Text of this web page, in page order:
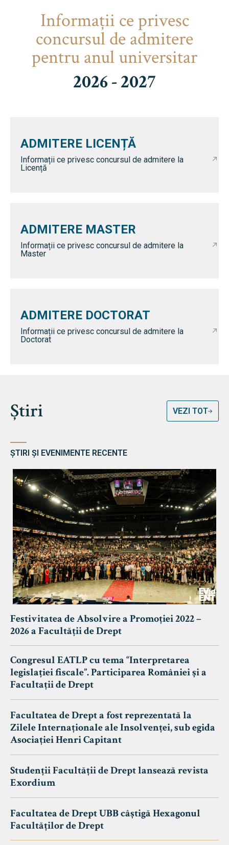
Informaţii ce privesc
concursul de admitere
pentru anul universitar
2026 - 2027
ADMITERE LICENȚĂ
Informații ce privesc concursul de admitere la
Licență
ADMITERE MASTER
Informații ce privesc concursul de admitere la
Master
ADMITERE DOCTORAT
Informații ce privesc concursul de admitere la
Doctorat
Știri VEZI TOT
ȘTIRI ȘI EVENIMENTE RECENTE
Festivitatea de Absolvire a Promoției 2022 –
2026 a Facultății de Drept
Congresul EATLP cu tema “Interpretarea
legislației fiscale”. Participarea României și a
Facultații de Drept
Facultatea de Drept a fost reprezentată la
Zilele Internaționale ale Insolvenței, sub egida
Asociației Henri Capitant
Studenții Facultății de Drept lansează revista
Exordium
Facultatea de Drept UBB câștigă Hexagonul
Facultăților de Drept